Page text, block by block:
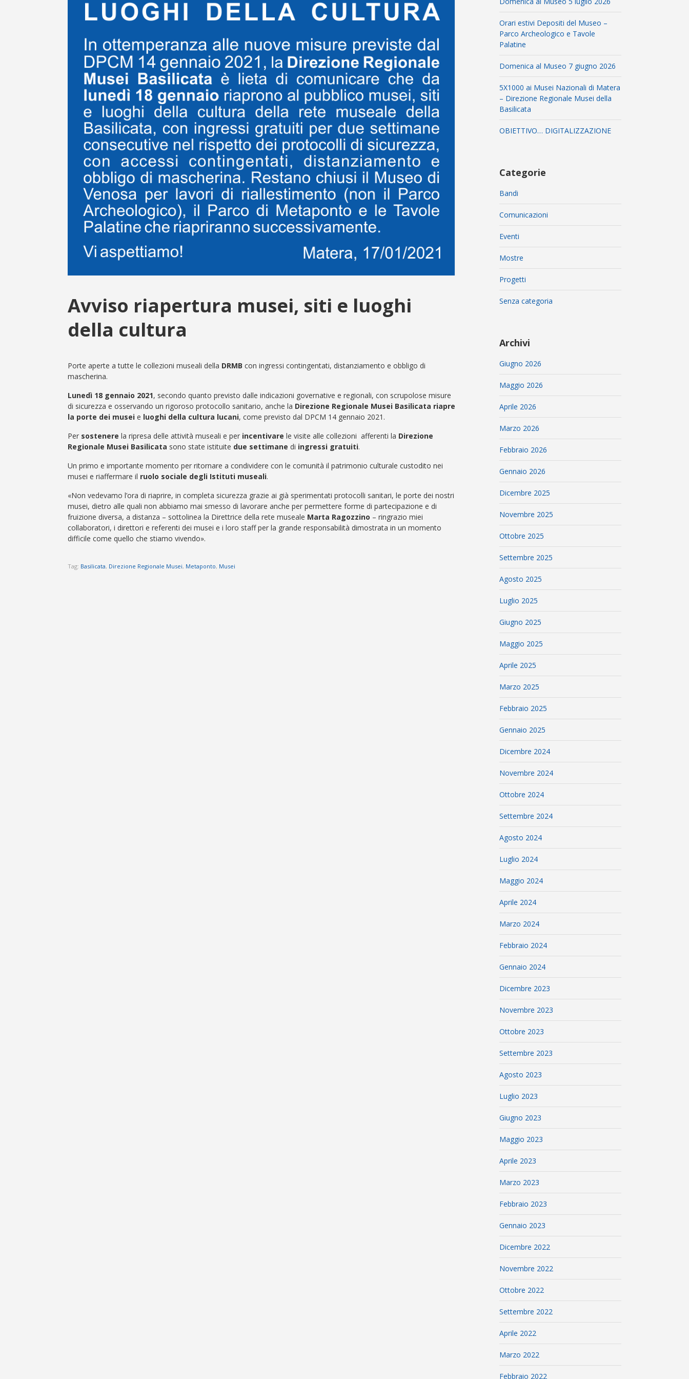
Avviso riapertura musei, siti e luoghi
della cultura
Porte aperte a tutte le collezioni museali della DRMB con ingressi contingentati, distanziamento e obbligo di
mascherina.
Lunedì 18 gennaio 2021, secondo quanto previsto dalle indicazioni governative e regionali, con scrupolose misure
di sicurezza e osservando un rigoroso protocollo sanitario, anche la Direzione Regionale Musei Basilicata riapre
la porte dei musei e luoghi della cultura lucani, come previsto dal DPCM 14 gennaio 2021.
Per sostenere la ripresa delle attività museali e per incentivare le visite alle collezioni afferenti la Direzione
Regionale Musei Basilicata sono state istituite due settimane di ingressi gratuiti.
Un primo e importante momento per ritornare a condividere con le comunità il patrimonio culturale custodito nei
musei e riaffermare il ruolo sociale degli Istituti museali.
«Non vedevamo l’ora di riaprire, in completa sicurezza grazie ai già sperimentati protocolli sanitari, le porte dei nostri
musei, dietro alle quali non abbiamo mai smesso di lavorare anche per permettere forme di partecipazione e di
fruizione diversa, a distanza – sottolinea la Direttrice della rete museale Marta Ragozzino – ringrazio miei
collaboratori, i direttori e referenti dei musei e i loro staff per la grande responsabilità dimostrata in un momento
difficile come quello che stiamo vivendo».
Tag: Basilicata, Direzione Regionale Musei, Metaponto, Musei
Orari estivi Depositi del Museo –
Parco Archeologico e Tavole
Palatine
Domenica al Museo 7 giugno 2026
5X1000 ai Musei Nazionali di Matera
– Direzione Regionale Musei della
Basilicata
OBIETTIVO… DIGITALIZZAZIONE
Categorie
Bandi
Comunicazioni
Eventi
Mostre
Progetti
Senza categoria
Archivi
Giugno 2026
Maggio 2026
Aprile 2026
Marzo 2026
Febbraio 2026
Gennaio 2026
Dicembre 2025
Novembre 2025
Ottobre 2025
Settembre 2025
Agosto 2025
Luglio 2025
Giugno 2025
Maggio 2025
Aprile 2025
Marzo 2025
Febbraio 2025
Gennaio 2025
Dicembre 2024
Novembre 2024
Ottobre 2024
Settembre 2024
Agosto 2024
Luglio 2024
Maggio 2024
Aprile 2024
Marzo 2024
Febbraio 2024
Gennaio 2024
Dicembre 2023
Novembre 2023
Ottobre 2023
Settembre 2023
Agosto 2023
Luglio 2023
Giugno 2023
Maggio 2023
Aprile 2023
Marzo 2023
Febbraio 2023
Gennaio 2023
Dicembre 2022
Novembre 2022
Ottobre 2022
Settembre 2022
Aprile 2022
Marzo 2022
Febbraio 2022